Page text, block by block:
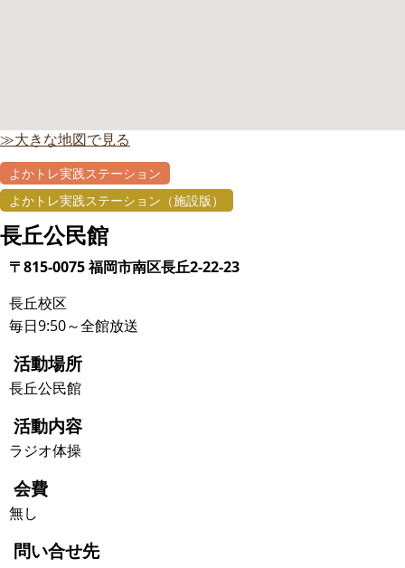
≫大きな地図で見る
よかトレ実践ステーション
よかトレ実践ステーション（施設版）
長丘公民館
〒815-0075 福岡市南区長丘2-22-23
長丘校区
毎日9:50～全館放送
活動場所
長丘公民館
活動内容
ラジオ体操
会費
無し
問い合せ先